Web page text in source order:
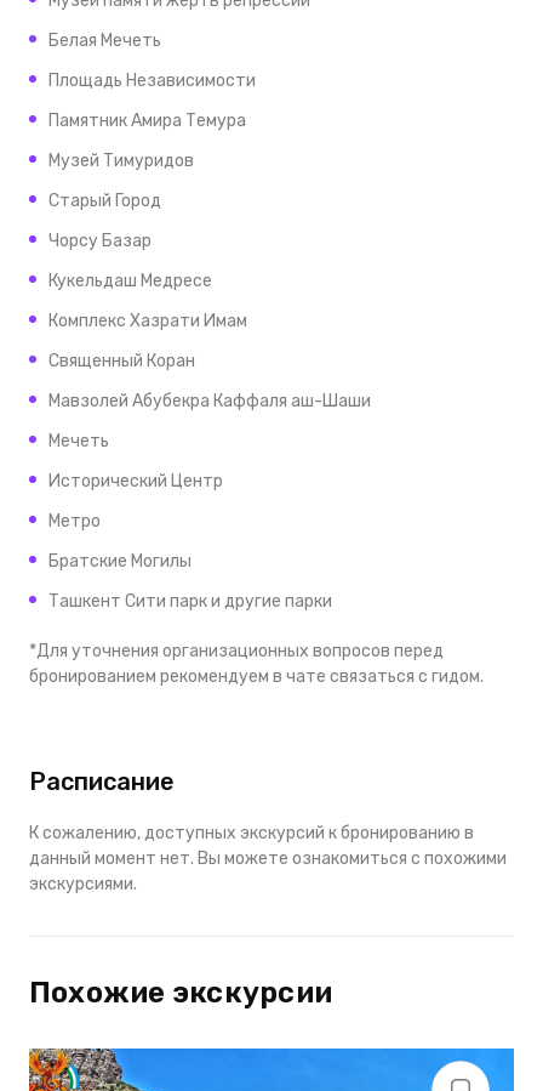
Белая Мечеть
Площадь Независимости
Памятник Амира Темура
Музей Тимуридов
Старый Город
Чорсу Базар
Кукельдаш Медресе
Комплекс Хазрати Имам
Священный Коран
Мавзолей Абубекра Каффаля аш-Шаши
Мечеть
Исторический Центр
Метро
Братские Могилы
Ташкент Сити парк и другие парки
*Для уточнения организационных вопросов перед
бронированием рекомендуем в чате связаться с гидом.
Расписание
К сожалению, доступных экскурсий к бронированию в
данный момент нет. Вы можете ознакомиться с похожими
экскурсиями.
Похожие экскурсии